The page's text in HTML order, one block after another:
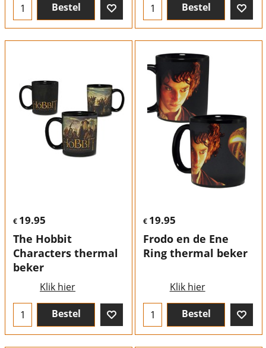
Bestel Bestel
€ 19.95
The Hobbit
Characters thermal
beker
Klik hier
Bestel
€ 19.95
Frodo en de Ene
Ring thermal beker
Klik hier
Bestel